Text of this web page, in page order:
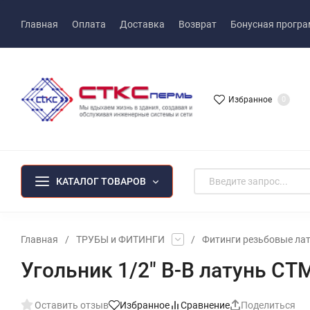
Главная Оплата Доставка Возврат Бонусная
Избранное 0
КАТАЛОГ ТОВАРОВ
Главная / ТРУБЫ и ФИТИНГИ / Фитинги резьбовые
Угольник 1/2" В-В латунь
Оставить отзыв Избранное Сравнение Поделиться